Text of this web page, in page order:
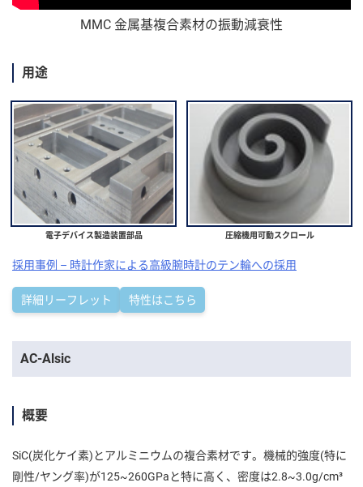
MMC 金属基複合素材の振動減衰性
用途
電子デバイス製造装置部品 圧縮機用可動スクロール
採用事例 – 時計作家による高級腕時計のテン輪への採用
詳細リーフレット 特性はこちら
AC-Alsic
概要
SiC(炭化ケイ素)とアルミニウムの複合素材です。機械的強度(特に
剛性/ヤング率)が125~260GPaと特に高く、密度は2.8~3.0g/cm³